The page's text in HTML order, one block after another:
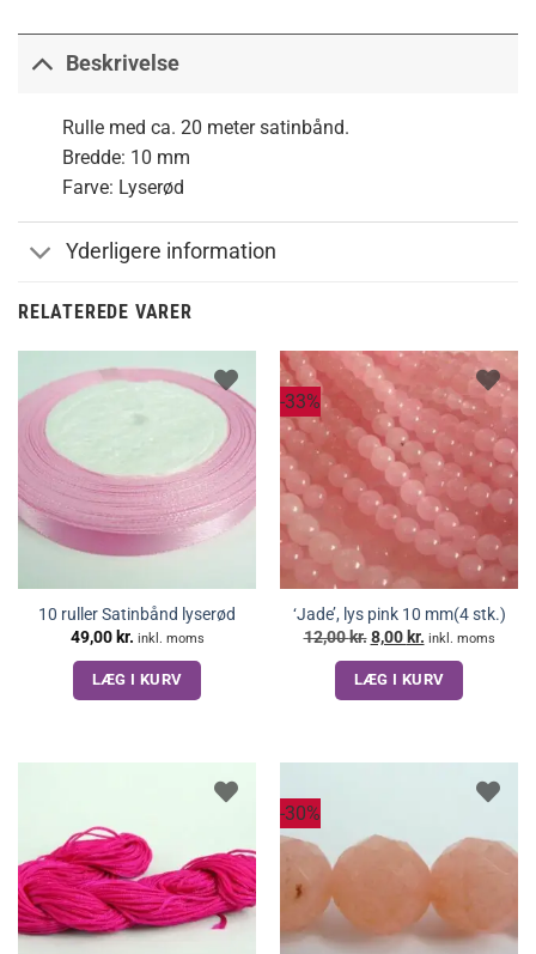
Beskrivelse
Rulle med ca. 20 meter satinbånd.
Bredde: 10 mm
Farve: Lyserød
Yderligere information
RELATEREDE VARER
10 ruller Satinbånd lyserød
49,00kr. inkl. moms
LÆG I KURV
-33%
‘Jade’, lys pink 10 mm(4 stk.)
12,00kr. Den
oprindelige
pris
var:
12,00 kr..
8,00kr. Den
aktuelle
pris
er:
8,00 kr..
inkl. moms
LÆG I KURV
-30%